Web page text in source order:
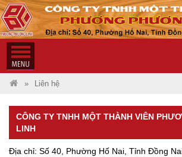
Liên hệ
CÔNG TY TNHH MỘT THÀNH VIÊN
LINH
Địa chỉ: Số 40, Phường Hố Nai, Tỉnh Đồng